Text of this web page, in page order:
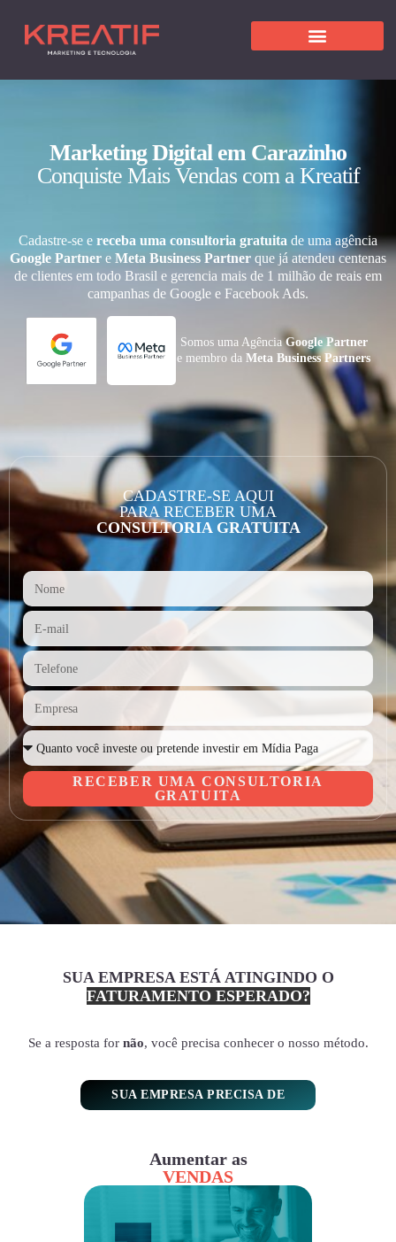
Marketing Digital em Carazinho
Conquiste Mais Vendas com a Kreatif
Cadastre-se e receba uma consultoria gratuita de uma agência
Google Partner e Meta Business Partner que já atendeu centenas
de clientes em todo Brasil e gerencia mais de 1 milhão de reais em
campanhas de Google e Facebook Ads.
Somos uma AgênciaGoogle Partner
e membro daMeta Business Partners
CADASTRE-SE AQUI
PARA RECEBER UMA
CONSULTORIA GRATUITA
RECEBER UMA CONSULTORIA
GRATUITA
SUA EMPRESA ESTÁ ATINGINDO O
FATURAMENTO ESPERADO?
Se a resposta for não, você precisa conhecer o nosso método.
SUA EMPRESA PRECISA DE
Aumentar as
VENDAS